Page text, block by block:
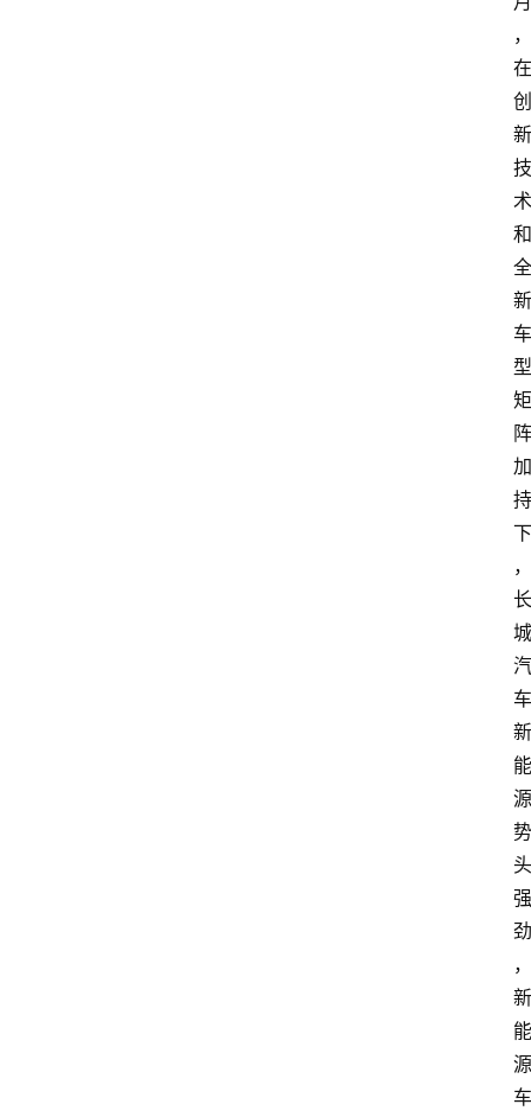
，
在
创
新
技
术
和
全
新
车
型
矩
阵
加
持
下
，
长
城
汽
车
新
能
源
势
头
强
劲
，
新
能
源
车